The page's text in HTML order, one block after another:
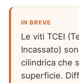
IN BREVE
Le viti TCEI
Incassato)
cilindrica che
superficie.